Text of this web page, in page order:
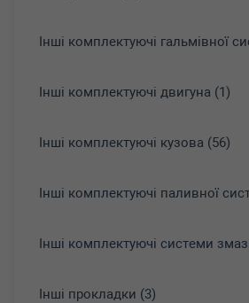
Інші комплектуючі гальмівної
Інші комплектуючі двигуна (1)
Інші комплектуючі кузова (56)
Інші комплектуючі паливної
Інші комплектуючі системи
Інші прокладки (3)